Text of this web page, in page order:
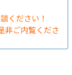
ください！
非ご内覧くださ